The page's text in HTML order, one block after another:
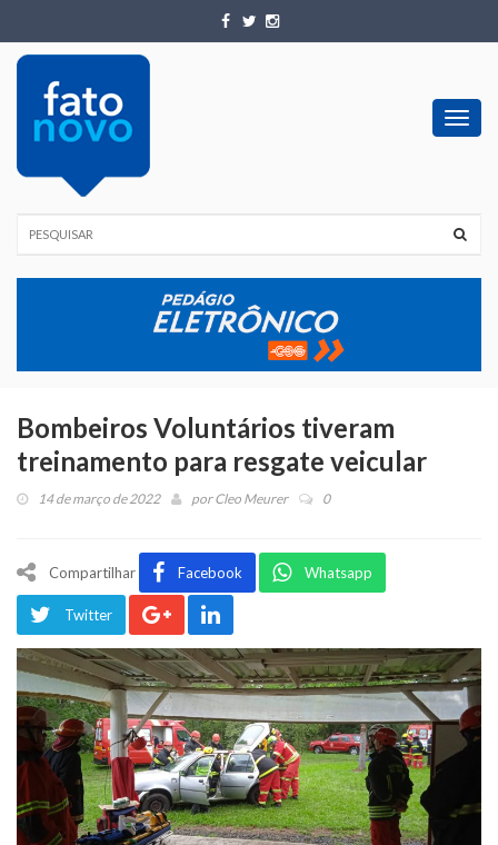
Bombeiros Voluntários tiveram
treinamento para resgate veicular
14 de março de 2022 porCleo Meurer 0
Compartilhar Facebook Whatsapp
Twitter